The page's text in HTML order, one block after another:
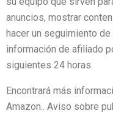
anuncios, mostrar
hacer un seguimiento
información de afiliado
siguientes 24 horas.
Encontrará más
Amazon.. Aviso sobre